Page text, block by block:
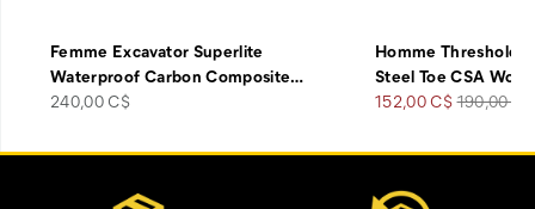
Femme Excavator Superlite
Waterproof Carbon Composite…
price
240,00 C$
Homme Threshold
Steel Toe CSA
Prix
152,00 C$Prix
départ
190,00 C$
Liens